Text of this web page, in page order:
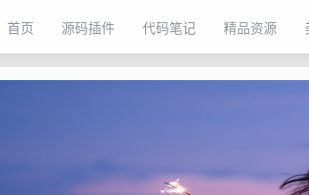
首页 源码插件 代码笔记 精品资源